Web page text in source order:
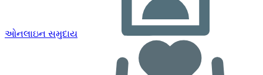
ઓનલાઇન સમુદાય